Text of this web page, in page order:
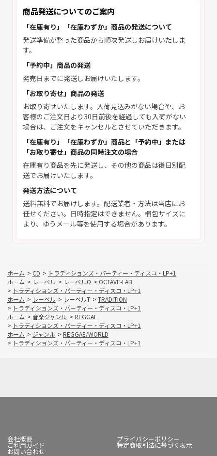
商品発送についてのご案内
「在庫有り」「在庫わずか」商品の発送について
発送準備が整った商品から順次発送しお届けいたしま
す。
「予約中」商品の発送
発売日までに発送しお届けいたします。
「お取り寄せ」商品の発送
お取り寄せいたします。入荷見込みがない場合や、お
客様のご注文日より30日前後を経過しても入荷がない
場合は、ご注文をキャンセルとさせていただきます。
「在庫有り」「在庫わずか」商品と「予約中」または
「お取り寄せ」商品の同時注文の場合
在庫有り商品を先に発送し、その他の商品は後日別配
送でお届けいたします。
発送方法について
送料無料でお届けします。配送業者・方法は当店にお
任せください。日時指定はできません。梱包サイズに
より、ゆうメール等を使用する場合があります。
ホーム > CD > トラディションズ・パーティー・ディスコ・LP+1
ホーム > レーベル > レーベルO > OCTAVE-LAB
> トラディションズ・パーティー・ディスコ・LP+1
ホーム > レーベル > レーベルT > TRADITION
> トラディションズ・パーティー・ディスコ・LP+1
ホーム > 音楽ジャンル > REGGAE
> トラディションズ・パーティー・ディスコ・LP+1
ホーム > ジャンル > REGGAE/WORLD
> トラディションズ・パーティー・ディスコ・LP+1
会社概要 プライバシーポリシー
ご利用ガイド 特定商取引法に基づく表示
お問い合わせ